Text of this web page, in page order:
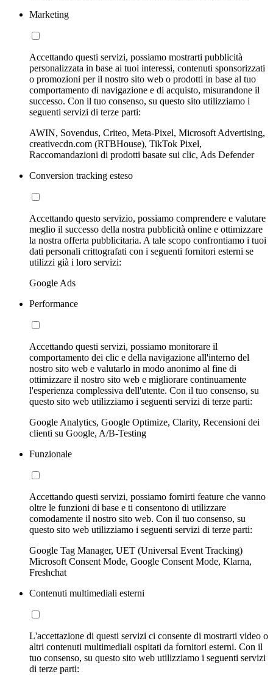
Marketing
Accettando questi servizi, possiamo mostrarti pubblicità
personalizzata in base ai tuoi interessi, contenuti sponsorizzati
o promozioni per il nostro sito web o prodotti in base al tuo
comportamento di navigazione e di acquisto, misurandone il
successo. Con il tuo consenso, su questo sito utilizziamo i
seguenti servizi di terze parti:
AWIN, Sovendus, Criteo, Meta-Pixel, Microsoft Advertising,
creativecdn.com (RTBHouse), TikTok Pixel,
Raccomandazioni di prodotti basate sui clic, Ads Defender
Conversion tracking esteso
Accettando questo servizio, possiamo comprendere e valutare
meglio il successo della nostra pubblicità online e ottimizzare
la nostra offerta pubblicitaria. A tale scopo confrontiamo i tuoi
dati personali crittografati con i seguenti fornitori esterni se
utilizzi già i loro servizi:
Google Ads
Performance
Accettando questi servizi, possiamo monitorare il
comportamento dei clic e della navigazione all'interno del
nostro sito web e valutarlo in modo anonimo al fine di
ottimizzare il nostro sito web e migliorare continuamente
l'esperienza complessiva dell'utente. Con il tuo consenso, su
questo sito web utilizziamo i seguenti servizi di terze parti:
Google Analytics, Google Optimize, Clarity, Recensioni dei
clienti su Google, A/B-Testing
Funzionale
Accettando questi servizi, possiamo fornirti feature che vanno
oltre le funzioni di base e ti consentono di utilizzare
comodamente il nostro sito web. Con il tuo consenso, su
questo sito web utilizziamo i seguenti servizi di terze parti:
Google Tag Manager, UET (Universal Event Tracking)
Microsoft Consent Mode, Google Consent Mode, Klarna,
Freshchat
Contenuti multimediali esterni
L'accettazione di questi servizi ci consente di mostrarti video o
altri contenuti multimediali ospitati da fornitori esterni. Con il
tuo consenso, su questo sito web utilizziamo i seguenti servizi
di terze parti: